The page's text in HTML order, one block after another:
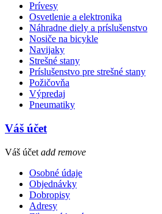
Prívesy
Osvetlenie a elektronika
Náhradne diely a príslušenstvo
Nosiče na bicykle
Navijaky
Strešné stany
Príslušenstvo pre strešné stany
Požičovňa
Výpredaj
Pneumatiky
Váš účet
Váš účet add remove
Osobné údaje
Objednávky
Dobropisy
Adresy